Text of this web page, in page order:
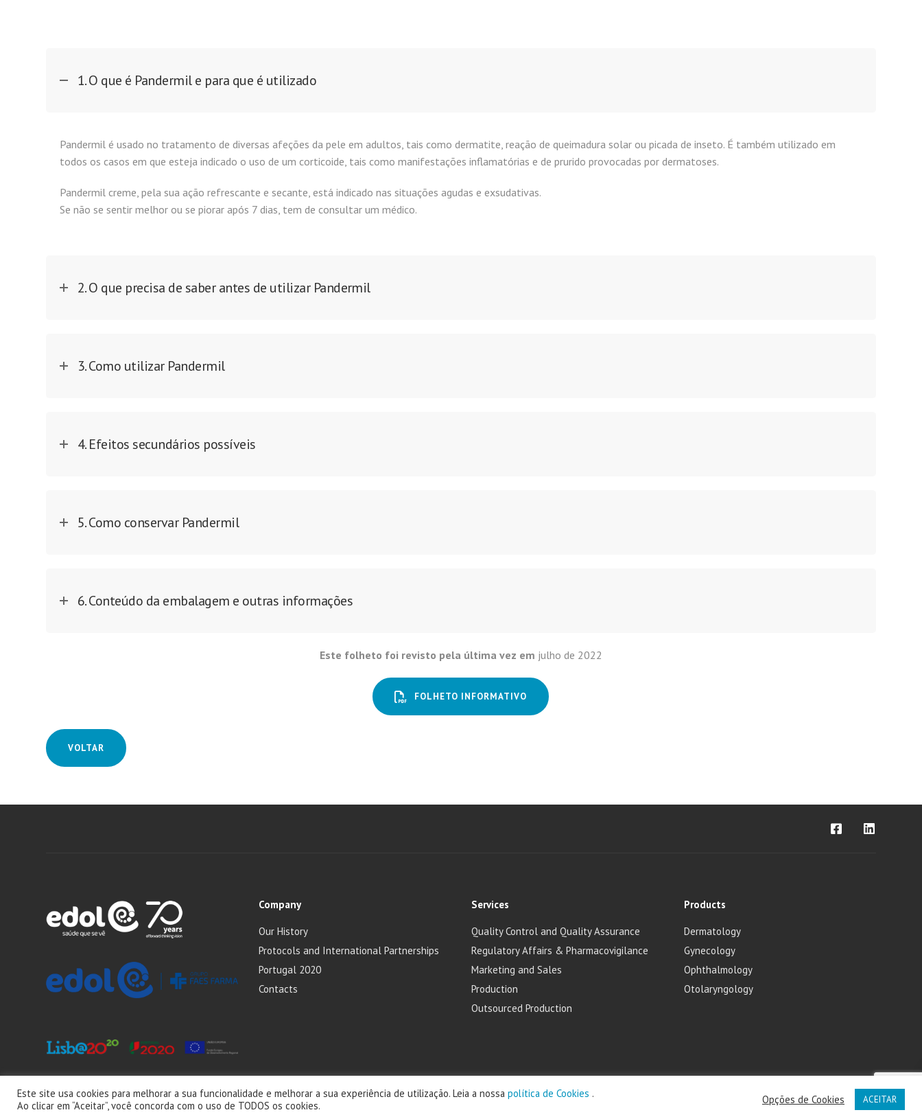
1. O que é Pandermil e para que é utilizado
Pandermil é usado no tratamento de diversas afeções da pele em adultos, tais como dermatite, reação de queimadura solar ou picada de inseto. É também utilizado em
todos os casos em que esteja indicado o uso de um corticoide, tais como manifestações inflamatórias e de prurido provocadas por dermatoses.
Pandermil creme, pela sua ação refrescante e secante, está indicado nas situações agudas e exsudativas.
Se não se sentir melhor ou se piorar após 7 dias, tem de consultar um médico.
2. O que precisa de saber antes de utilizar Pandermil
3. Como utilizar Pandermil
4. Efeitos secundários possíveis
5. Como conservar Pandermil
6. Conteúdo da embalagem e outras informações
Este folheto foi revisto pela última vez em julho de 2022
FOLHETO INFORMATIVO
VOLTAR
Company
Our History
Protocols and International Partnerships
Portugal 2020
Contacts
Services
Quality Control and Quality Assurance
Regulatory Affairs & Pharmacovigilance
Marketing and Sales
Production
Outsourced Production
Products
Dermatology
Gynecology
Ophthalmology
Otolaryngology
2025 Laboratório Edol - Produtos Farmacêuticos, S.A. powered by Faes Farma Portugal
Este site usa cookies para melhorar a sua funcionalidade e melhorar a sua experiência de utilização. Leia a nossa política de Cookies .
Ao clicar em “Aceitar”, você concorda com o uso de TODOS os cookies.
Opções de Cookies ACEITAR